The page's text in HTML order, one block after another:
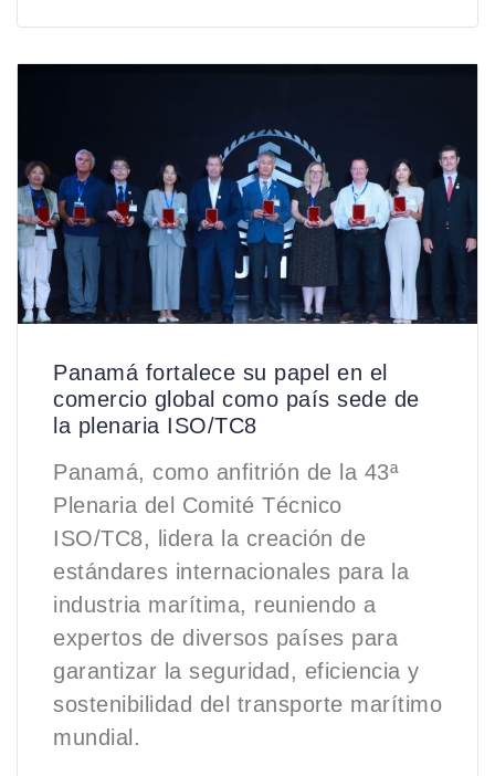
Panamá fortalece su papel en el
comercio global como país sede de
la plenaria ISO/TC8
Panamá, como anfitrión de la 43ª
Plenaria del Comité Técnico
ISO/TC8, lidera la creación de
estándares internacionales para la
industria marítima, reuniendo a
expertos de diversos países para
garantizar la seguridad, eficiencia y
sostenibilidad del transporte marítimo
mundial.